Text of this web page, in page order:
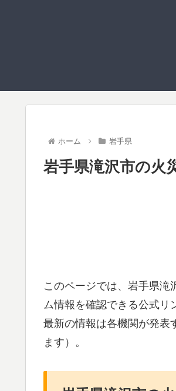
ホーム 岩手県
岩手県滝沢市の火
このページでは、岩手県滝
ム情報を確認できる公式リ
最新の情報は各機関が発表
ます）。